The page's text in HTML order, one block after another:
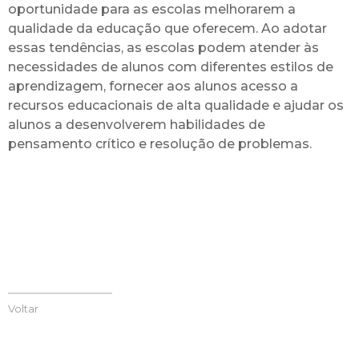
oportunidade para as escolas melhorarem a
qualidade da educação que oferecem. Ao adotar
essas tendências, as escolas podem atender às
necessidades de alunos com diferentes estilos de
aprendizagem, fornecer aos alunos acesso a
recursos educacionais de alta qualidade e ajudar os
alunos a desenvolverem habilidades de
pensamento crítico e resolução de problemas.
Voltar